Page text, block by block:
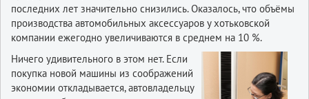
последних лет значительно снизились. Оказалось, что объёмы
производства автомобильных аксессуаров у хотьковской
компании ежегодно увеличиваются в среднем на 10 %.
Ничего удивительного в этом нет. Если
покупка новой машины из соображений
экономии откладывается, автовладельцу